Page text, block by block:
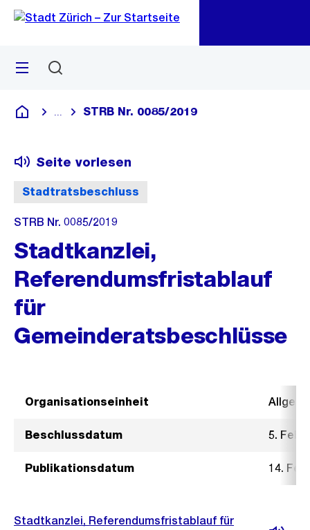
Navigation
Sprunglink
Menü
Deutsch
Blende alle Breadcrumbs ein
STRB Nr. 0085/2019
Stadtratsbeschluss
Seite vorlesen
STRB Nr. 0085/2019
Stadtkanzlei,
Referendumsfristablauf
für
Gemeinderatsbeschlüsse
Organisationseinheit
Beschlussdatum 5.
Publikationsdatum 14.
Stadtkanzlei, Referendumsfristablauf für